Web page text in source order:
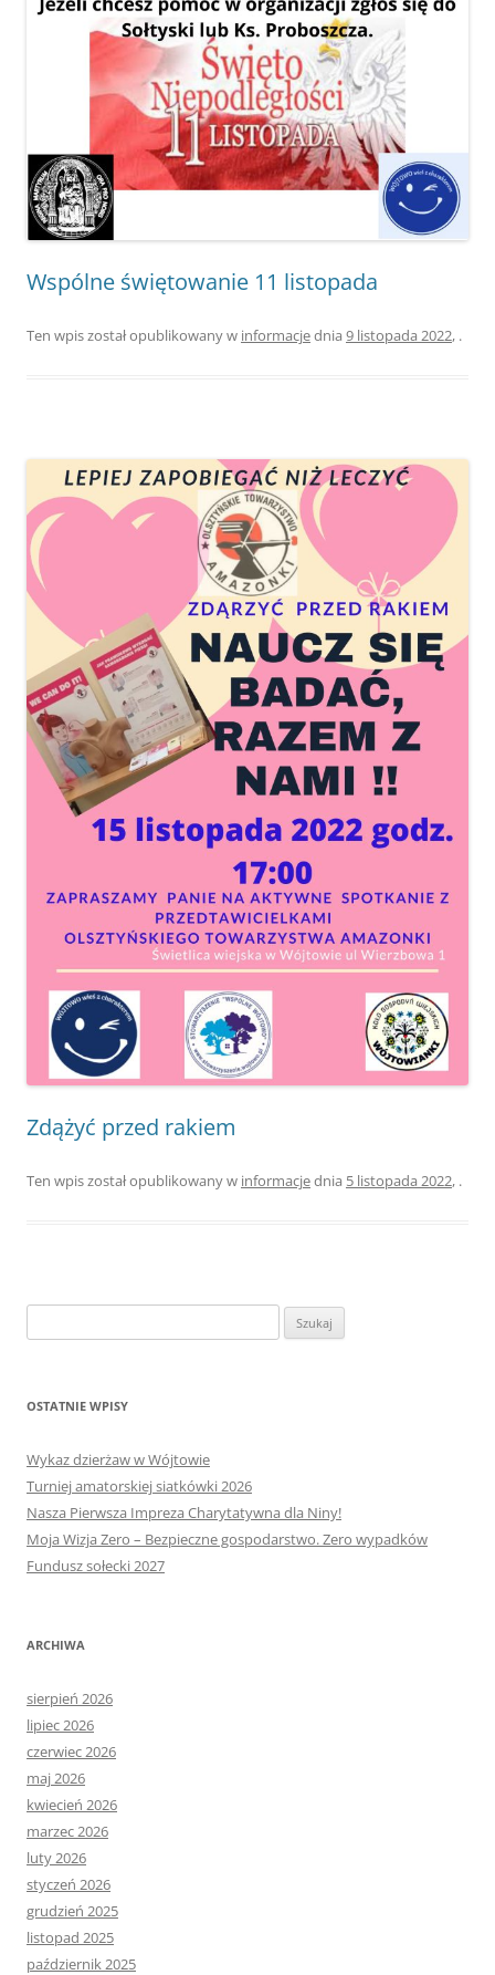
Wspólne świętowanie 11 listopada
Ten wpis został opublikowany w informacjednia 9 listopada 2022, .
Zdążyć przed rakiem
Ten wpis został opublikowany w informacjednia 5 listopada 2022, .
OSTATNIE WPISY
Wykaz dzierżaw w Wójtowie
Turniej amatorskiej siatkówki 2026
Nasza Pierwsza Impreza Charytatywna dla Niny!
Moja Wizja Zero – Bezpieczne gospodarstwo. Zero wypadków
Fundusz sołecki 2027
ARCHIWA
sierpień 2026
lipiec 2026
czerwiec 2026
maj 2026
kwiecień 2026
marzec 2026
luty 2026
styczeń 2026
grudzień 2025
listopad 2025
październik 2025